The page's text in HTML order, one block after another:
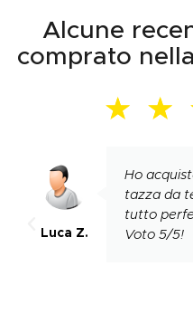
Alcune
comprato
★ ★
Ho
tazza da
tutto
Voto 5/5!
Luca Z.